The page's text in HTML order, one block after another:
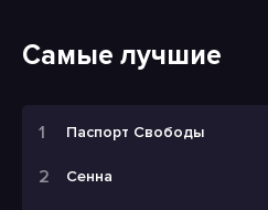
Самые лучшие
Паспорт Свободы
Сенна